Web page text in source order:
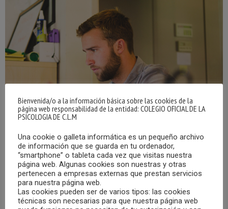
01/02/2025 – CITA CON LA PSICOLOGÍA EN
RADIO CHINCHILLA: “¿QUÉ ESPERAN DE MI
COMO PERSONA ADULTA?”
17/02/2025
Bienvenida/o a la información básica sobre las cookies de la
página web responsabilidad de la entidad: COLEGIO OFICIAL DE LA
PSICOLOGIA DE C.L.M
Una cookie o galleta informática es un pequeño archivo
de información que se guarda en tu ordenador,
“smartphone” o tableta cada vez que visitas nuestra
página web. Algunas cookies son nuestras y otras
pertenecen a empresas externas que prestan servicios
para nuestra página web.
Las cookies pueden ser de varios tipos: las cookies
técnicas son necesarias para que nuestra página web